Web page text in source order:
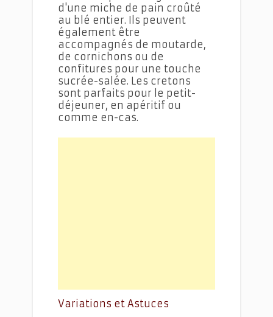
d'une miche de pain croûté
au blé entier. Ils peuvent
également être
accompagnés de moutarde,
de cornichons ou de
confitures pour une touche
sucrée-salée. Les cretons
sont parfaits pour le petit-
déjeuner, en apéritif ou
comme en-cas.
Variations et Astuces